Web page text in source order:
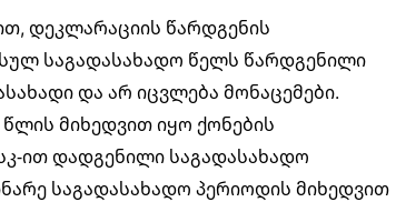
დეკლარაციის წარდგენის
საგადასახადო წელს წარდგენილი
და არ იცვლება მონაცემები.
მიხედვით იყო ქონების
ით დადგენილი საგადასახადო
საგადასახადო პერიოდის მიხედვით